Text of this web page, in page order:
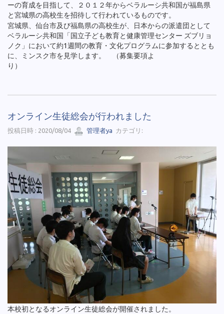
ーの育成を目指して、２０１２年からベラルーシ共和国が福島県
と宮城県の高校生を招待して行われているものです。
宮城県、仙台市及び福島県の高校生が、日本からの派遣団として
ベラルーシ共和国「国立子ども教育と健康管理センター ズブリョ
ノク」において約1週間の教育・文化プログラムに参加するととも
に、ミンスク市を見学します。 （募集要項よ
り）
オンライン生徒総会が行われました
投稿日時 : 2020/08/04 管理者ya カテゴリ:
本校初となるオンライン生徒総会が開催されました。